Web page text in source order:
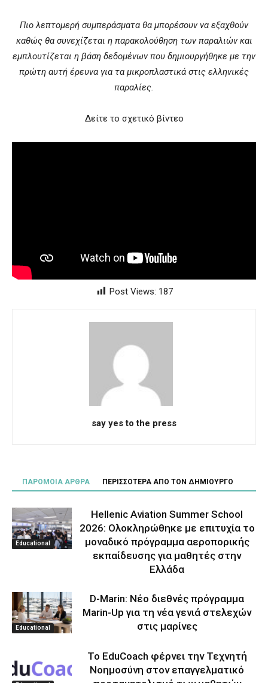
Πιο λεπτομερή συμπεράσματα θα μπορέσουν να εξαχθούν
καθώς θα συνεχίζεται η παρακολούθηση των παραλιών και
εμπλουτίζεται η βάση δεδομένων που δημιουργήθηκε με την
πρώτη αυτή έρευνα για τα μικροπλαστικά στις ελληνικές
παραλίες.
Δείτε το σχετικό βίντεο
Post Views: 187
say yes to the press
ΠΑΡΟΜΟΙΑ ΑΡΘΡΑ ΠΕΡΙΣΣΟΤΕΡΑ ΑΠΟ ΤΟΝ ΔΗΜΙΟΥΡΓΟ
Educational
Hellenic Aviation Summer School
2026: Ολοκληρώθηκε με επιτυχία το
μοναδικό πρόγραμμα αεροπορικής
εκπαίδευσης για μαθητές στην
Ελλάδα
Educational
D-Marin: Νέο διεθνές πρόγραμμα
Marin-Up για τη νέα γενιά στελεχών
στις μαρίνες
Το EduCoach φέρνει την Τεχνητή
Νοημοσύνη στον επαγγελματικό